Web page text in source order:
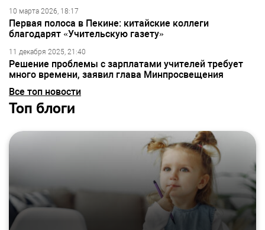
10 марта 2026, 18:17
Первая полоса в Пекине: китайские коллеги
благодарят «Учительскую газету»
11 декабря 2025, 21:40
Решение проблемы с зарплатами учителей требует
много времени, заявил глава Минпросвещения
Все топ новости
Топ блоги